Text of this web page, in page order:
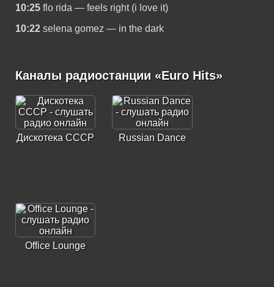
10:25 flo rida — feels right (i love it)
10:22 selena gomez — in the dark
Каналы радиостанции «Euro Hits»
Дискотека СССР Russian Dance
Office Lounge